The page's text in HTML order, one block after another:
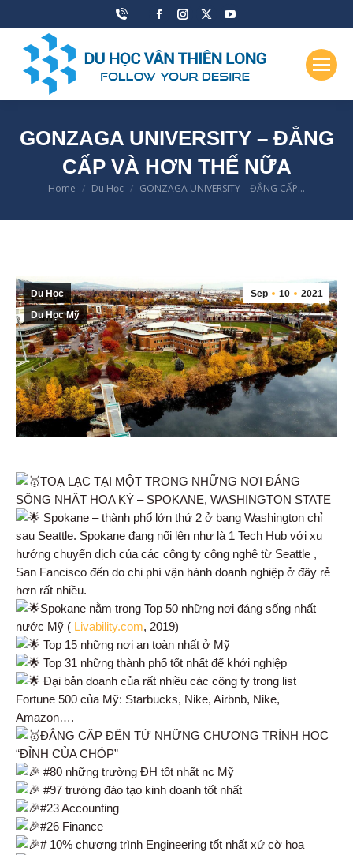
Facebook
opens
in
Instagram
opens
in
opens
in
YouTube
opens
in
GONZAGA UNIVERSITY – ĐẲNG
CẤP VÀ HƠN THẾ NỮA
You are here:
Home Du Học GONZAGA UNIVERSITY – ĐẲNG CẤP…
Sep 10 2021
Du Học
Du Học Mỹ
TOẠ LẠC TẠI MỘT TRONG NHỮNG NƠI ĐÁNG
SỐNG NHẤT HOA KỲ – SPOKANE, WASHINGTON STATE
Spokane – thành phố lớn thứ 2 ở bang Washington chỉ
sau Seattle. Spokane đang nổi lên như là 1 Tech Hub với xu
hướng chuyển dịch của các công ty công nghê từ Seattle ,
San Fancisco đến do chi phí vận hành doanh nghiệp ở đây rẻ
hơn rất nhiều.
Spokane nằm trong Top 50 những nơi đáng sống nhất
nước Mỹ ( Livability.com, 2019)
Top 15 những nơi an toàn nhất ở Mỹ
Top 31 những thành phố tốt nhất để khởi nghiệp
Đại bản doanh của rất nhiều các công ty trong list
Fortune 500 của Mỹ: Starbucks, Nike, Airbnb, Nike,
Amazon….
ĐẲNG CẤP ĐẾN TỪ NHỮNG CHƯƠNG TRÌNH HỌC
“ĐỈNH CỦA CHÓP”
#80 những trường ĐH tốt nhất nc Mỹ
#97 trường đào tạo kinh doanh tốt nhất
#23 Accounting
#26 Finance
# 10% chương trình Engineering tốt nhất xứ cờ hoa